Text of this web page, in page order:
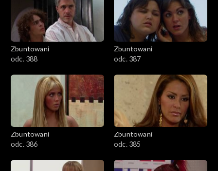
Zbuntowani
odc. 388
Zbuntowani
odc. 387
Zbuntowani
odc. 386
Zbuntowani
odc. 385